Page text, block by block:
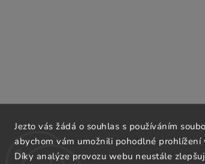
Jezto vás žádá o souhlas s používáním
abychom vám umožnili pohodlné
Díky analýze provozu webu neustále